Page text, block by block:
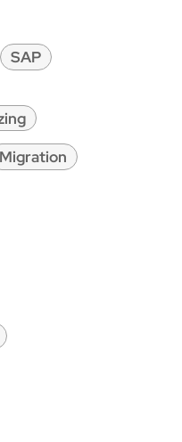
SAP
Migration